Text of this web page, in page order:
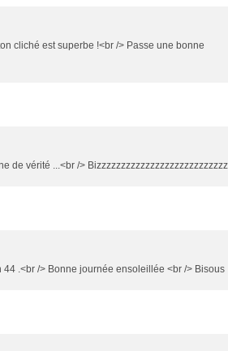
cliché est superbe !<br /> Passe une bonne
de vérité ...<br /> Bizzzzzzzzzzzzzzzzzzzzzzzzzzz
.<br /> Bonne journée ensoleillée <br /> Bisous